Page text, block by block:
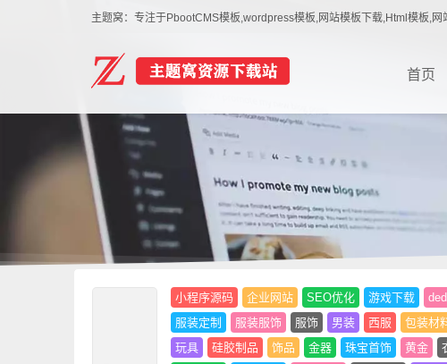
主题窝：专注于PbootCMS模板,wordpress模板,网站模板下载,Html模板,网
首页
小程序源码 企业网站 SEO优化 游戏下载
服装定制
服装服饰 服饰 男装 西服 包装材
玩具
硅胶制品 饰品 金器 珠宝首饰 黄金